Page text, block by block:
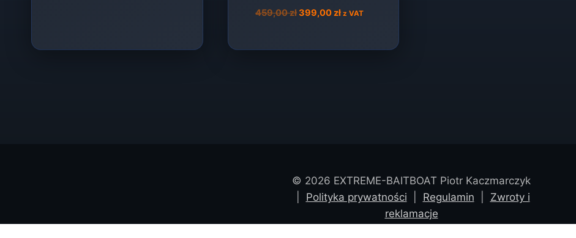
459,00złPierwotna
399,00 złAktualna
z VAT
© 2026 EXTREME-BAITBOAT Piotr Kaczmarczyk
Polityka prywatności Regulamin
Zwroty i
reklamacje